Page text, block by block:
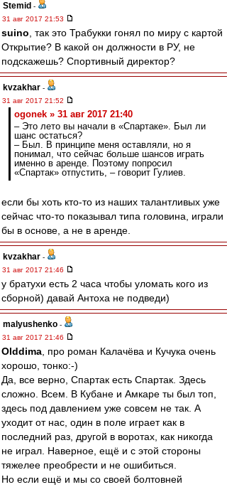
Stemid -
31 авг 2017 21:53
suino , так это Трабукки гонял по миру с картой
Открытие? В какой он должности в РУ, не
подскажешь? Спортивный директор?
kvzakhar -
31 авг 2017 21:52
ogonek » 31 авг 2017 21:40
– Это лето вы начали в «Спартаке». Был ли
шанс остаться?
– Был. В принципе меня оставляли, но я
понимал, что сейчас больше шансов играть
именно в аренде. Поэтому попросил
«Спартак» отпустить, – говорит Гулиев.
если бы хоть кто-то из наших талантливых уже
сейчас что-то показывал типа головина, играли
бы в основе, а не в аренде.
kvzakhar -
31 авг 2017 21:46
у братухи есть 2 часа чтобы уломать кого из
сборной) давай Антоха не подведи)
malyushenko -
31 авг 2017 21:46
Olddima , про роман Калачёва и Кучука очень
хорошо, тонко:-)
Да, все верно, Спартак есть Спартак. Здесь
сложно. Всем. В Кубане и Амкаре ты был топ,
здесь под давлением уже совсем не так. А
уходит от нас, один в поле играет как в
последний раз, другой в воротах, как никогда
не играл. Наверное, ещё и с этой стороны
тяжелее преобрести и не ошибиться.
Но если ещё и мы со своей болтовней